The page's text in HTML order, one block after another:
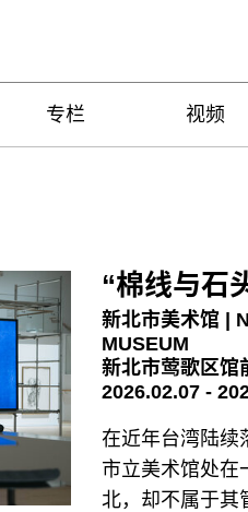
专栏 视频
“棉线与石
新北市美术馆 |
MUSEUM
新北市莺歌区馆
2026.02.07 -
在近年台湾陆续
市立美术馆处在
北，却不属于其